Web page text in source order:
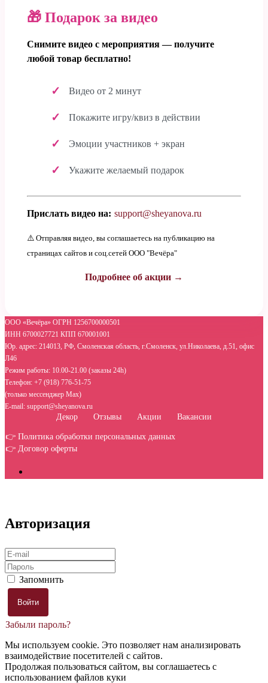
🎁 Подарок за видео
Снимите видео с мероприятия — получите
любой товар бесплатно!
Видео от 2 минут
Покажите игру/квиз в действии
Эмоции участников + экран
Укажите желаемый подарок
Прислать видео на: support@sheyanova.ru
⚠️ Отправляя видео, вы соглашаетесь на публикацию на
страницах сайтов и соц.сетей ООО "Вечёра"
Подробнее об акции →
ООО «Вечёра» ОГРН 1256700000501
ИНН 6700027721 КПП 670001001
Юр. адрес: 214013, РФ, Смоленская область, г.Смоленск, ул.Николаева, д.51, офис
Л46
Режим работы: 10.00-21.00 (заказы 24h)
Телефон: +7 (918) 776-51-75
(только мессенджер Max)
E-mail: support@sheyanova.ru
Декор Отзывы Акции Вакансии
👉 Политика обработки персональных данных
👉 Договор оферты
Авторизация
Запомнить
Забыли пароль?
Мы используем cookie. Это позволяет нам анализировать
взаимодействие посетителей с сайтов.
Продолжая пользоваться сайтом, вы соглашаетесь с
использованием файлов куки